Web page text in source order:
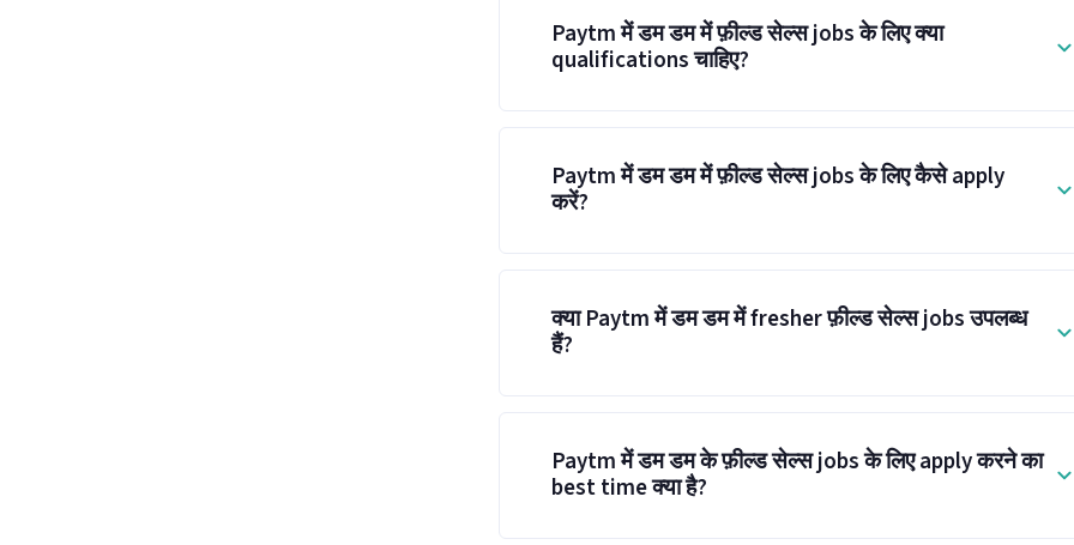
Paytm में डम डम में फ़ील्ड सेल्स jobs के लिए क्या
qualifications चाहिए?
Paytm में डम डम में फ़ील्ड सेल्स jobs के लिए कैसे apply
करें?
क्या Paytm में डम डम में fresher फ़ील्ड सेल्स jobs उपलब्ध
हैं?
Paytm में डम डम के फ़ील्ड सेल्स jobs के लिए apply करने का
best time क्या है?